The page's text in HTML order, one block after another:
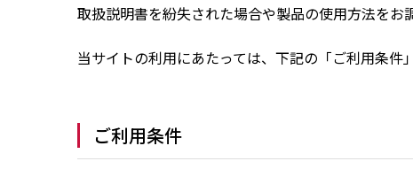
取扱説明書を紛失された場合や製品の使用方法をお
当サイトの利用にあたっては、下記の「ご利用条件
ご利用条件